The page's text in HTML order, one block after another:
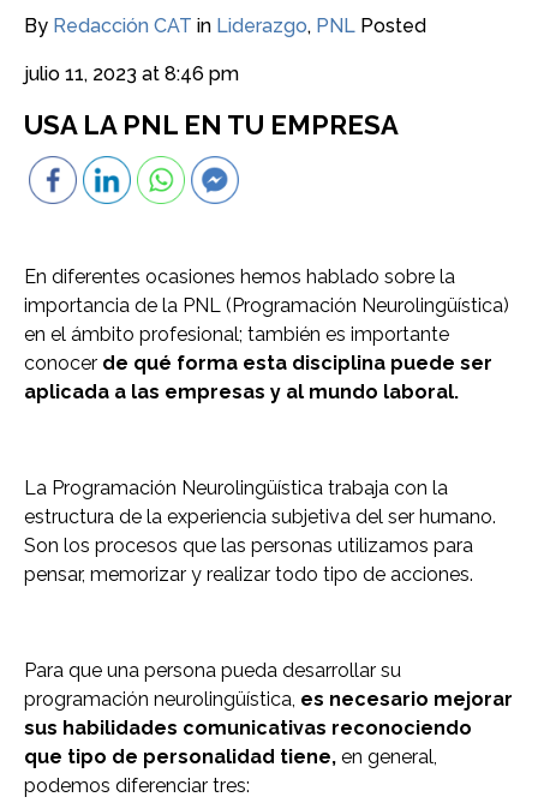
By Redacción CAT in Liderazgo, PNL Posted
julio 11, 2023 at 8:46 pm
USA LA PNL EN TU EMPRESA
En diferentes ocasiones hemos hablado sobre la
importancia de la PNL (Programación Neurolingüística)
en el ámbito profesional; también es importante
conocer de qué forma esta disciplina puede ser
aplicada a las empresas y al mundo laboral.
La Programación Neurolingüística trabaja con la
estructura de la experiencia subjetiva del ser humano.
Son los procesos que las personas utilizamos para
pensar, memorizar y realizar todo tipo de acciones.
Para que una persona pueda desarrollar su
programación neurolingüística, es necesario mejorar
sus habilidades comunicativas reconociendo
que tipo de personalidad tiene, en general,
podemos diferenciar tres: